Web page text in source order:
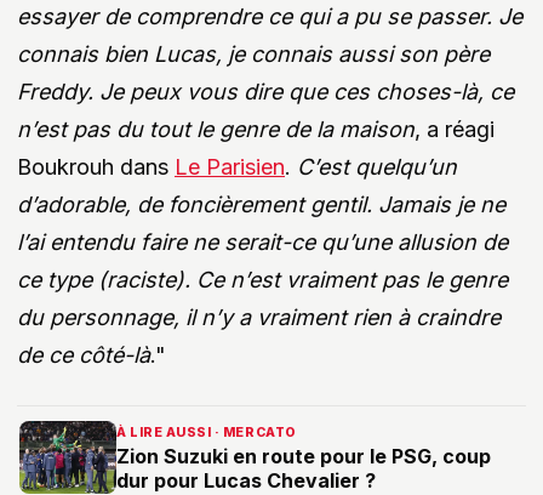
essayer de comprendre ce qui a pu se passer. Je
connais bien Lucas, je connais aussi son père
Freddy. Je peux vous dire que ces choses-là, ce
n’est pas du tout le genre de la maison, a réagi
Boukrouh dans Le Parisien. C’est quelqu’un
d’adorable, de foncièrement gentil. Jamais je ne
l’ai entendu faire ne serait-ce qu’une allusion de
ce type (raciste). Ce n’est vraiment pas le genre
du personnage, il n’y a vraiment rien à craindre
de ce côté-là."
À LIRE AUSSI · MERCATO
Zion Suzuki en route pour le PSG, coup
dur pour Lucas Chevalier ?